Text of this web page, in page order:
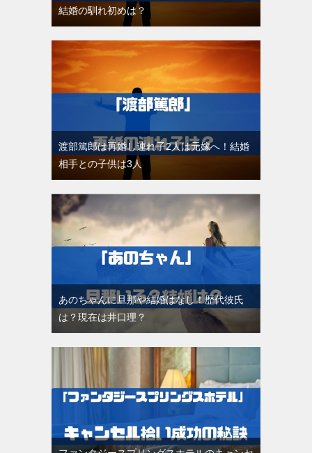
結婚の馴れ初めは？
渡部篤郎は再婚し連れ子2人は元嫁へ！結婚
相手との子供は3人
あのちゃんに旦那や結婚はなし！歴代彼氏
は？現在は井口理？